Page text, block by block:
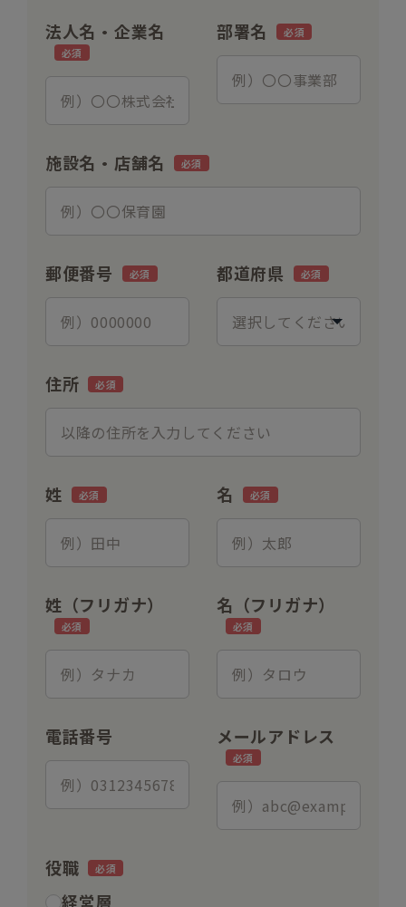
法人名・企業名 部署名
施設名・店舗名
郵便番号 都道府県
住所
姓 名
姓（フリガナ） 名（フリガナ）
電話番号 メールアドレス
役職
経営層